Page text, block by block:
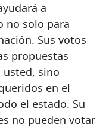
a
no solo para
Sus votos
propuestas
usted, sino
en el
el estado. Su
no pueden votar